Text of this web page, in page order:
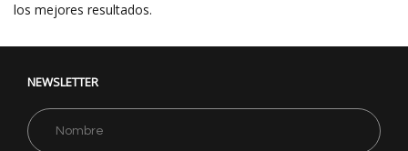
los mejores resultados.
NEWSLETTER